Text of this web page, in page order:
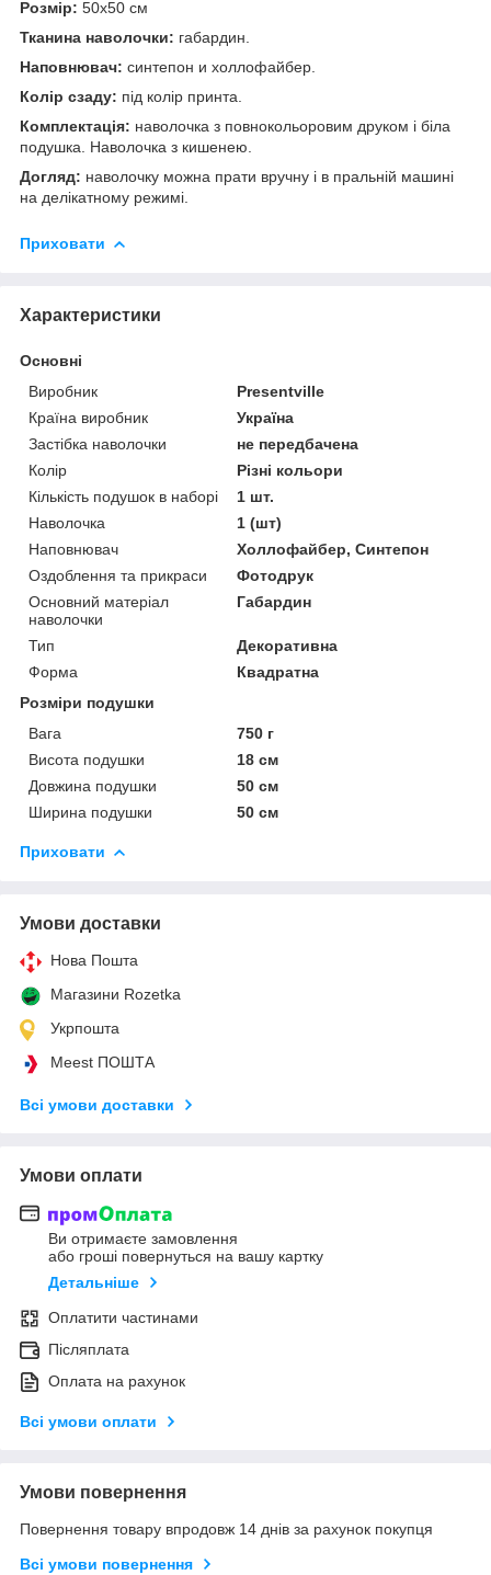
Розмір: 50x50 см
Тканина наволочки: габардин.
Наповнювач: синтепон и холлофайбер.
Колір сзаду: під колір принта.
Комплектація: наволочка з повнокольоровим друком і біла
подушка. Наволочка з кишенею.
Догляд: наволочку можна прати вручну і в пральній машині
на делікатному режимі.
Приховати
Характеристики
Основні
Виробник
Presentville
Країна виробник
Україна
Застібка наволочки
не передбачена
Колір
Різні кольори
Кількість подушок в наборі
1 шт.
Наволочка
1 (шт)
Наповнювач
Холлофайбер, Синтепон
Оздоблення та прикраси
Фотодрук
Основний матеріал
наволочки
Габардин
Тип
Декоративна
Форма
Квадратна
Розміри подушки
Вага
750 г
Висота подушки
18 см
Довжина подушки
50 см
Ширина подушки
50 см
Приховати
Умови доставки
Нова Пошта
Магазини Rozetka
Укрпошта
Meest ПОШТА
Всі умови доставки
Умови оплати
Ви отримаєте замовлення
або гроші повернуться на вашу картку
Детальніше
Оплатити частинами
Післяплата
Оплата на рахунок
Всі умови оплати
Умови повернення
Повернення товару впродовж 14 днів за рахунок покупця
Всі умови повернення